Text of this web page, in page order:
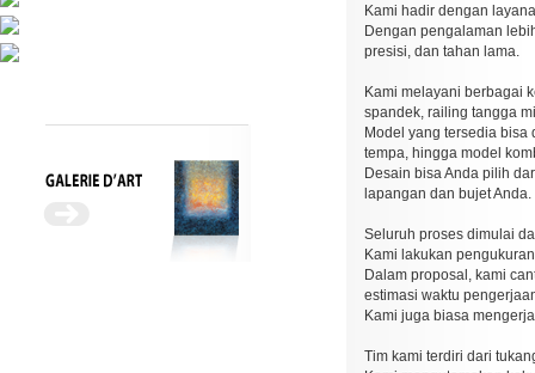
Kami hadir dengan
Dengan pengalaman
presisi, dan tahan lama.
Kami melayani berbagai
spandek, railing tangga
Model yang tersedia
tempa, hingga model
Desain bisa Anda pilih
lapangan dan bujet Anda.
Seluruh proses dimulai
Kami lakukan
Dalam proposal, kami
estimasi waktu
Kami juga biasa
Tim kami terdiri dari